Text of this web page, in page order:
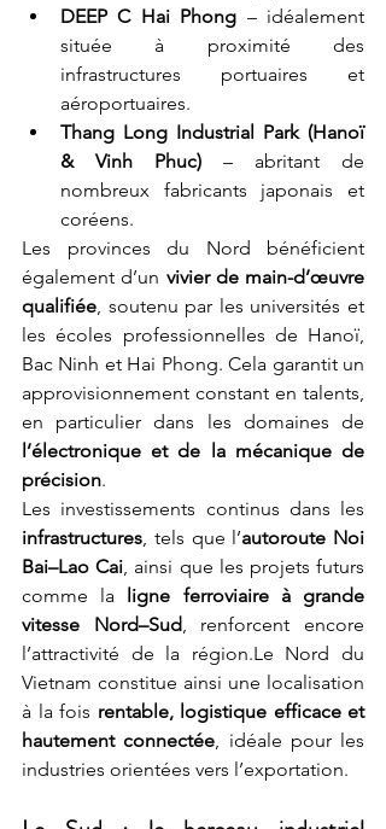
DEEP C Hai Phong – idéalement
située à proximité des
infrastructures portuaires et
aéroportuaires.
Thang Long Industrial Park (Hanoï
& Vinh Phuc) – abritant de
nombreux fabricants japonais et
coréens.
Les provinces du Nord bénéficient
également d’un vivier de main-d’œuvre
qualifiée, soutenu par les universités et
les écoles professionnelles de Hanoï,
Bac Ninh et Hai Phong. Cela garantit un
approvisionnement constant en talents,
l’électronique et de la mécanique de
précision.
infrastructures, tels que l’autoroute Noi
Bai–Lao Cai, ainsi que les projets futurs
comme la ligne ferroviaire à grande
vitesse Nord–Sud, renforcent encore
l’attractivité de la région.Le Nord du
Vietnam constitue ainsi une localisation
à la fois rentable, logistique efficace et
hautement connectée, idéale pour les
industries orientées vers l’exportation.